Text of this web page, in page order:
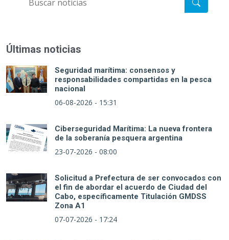
Últimas noticias
Seguridad marítima: consensos y
responsabilidades compartidas en la pesca
nacional
06-08-2026 - 15:31
Ciberseguridad Marítima: La nueva frontera
de la soberanía pesquera argentina
23-07-2026 - 08:00
Solicitud a Prefectura de ser convocados con
el fin de abordar el acuerdo de Ciudad del
Cabo, específicamente Titulación GMDSS
Zona A1
07-07-2026 - 17:24